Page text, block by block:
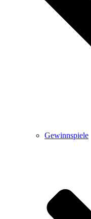
Gewinnspiele